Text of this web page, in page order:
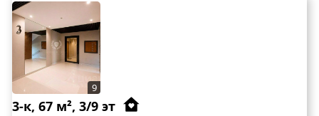
9
3-к, 67 м², 3/9 эт